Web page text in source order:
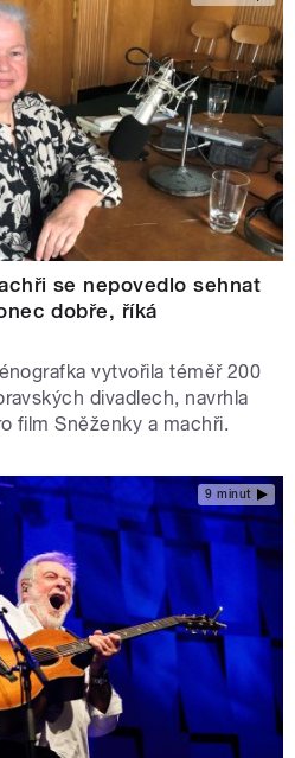
se nepovedlo sehnat
dobře, říká
vytvořila téměř 200
divadlech, navrhla
film Sněženky a machři.
9 minut